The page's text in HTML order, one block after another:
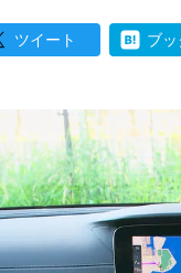
ツイート ブッ